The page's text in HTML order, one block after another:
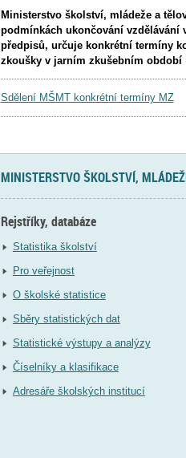
Ministerstvo školství, mládeže a
podmínkách ukončování
předpisů, určuje konkrétní termíny
zkoušky v jarním zkušebním období
Sdělení MŠMT konkrétní termíny MZ
MINISTERSTVO ŠKOLSTVÍ,
Rejstříky, databáze
Statistika školství
Pro veřejnost
O školské statistice
Sběry statistických dat
Statistické výstupy a analýzy
Číselníky a klasifikace
Adresáře školských institucí